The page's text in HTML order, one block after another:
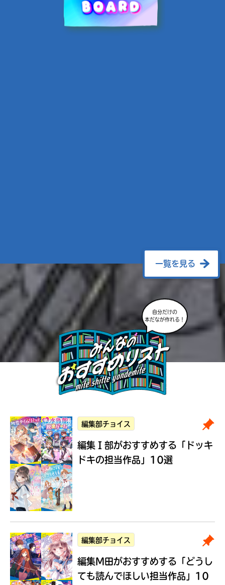
一覧を見る
自分だけの
本だなが作れる！
編集部チョイス
編集Ｉ部がおすすめする 「ドッキ
ドキの担当作品」10選
編集部チョイス
編集M田がおすすめする 「どうし
ても読んでほしい担当作品」10